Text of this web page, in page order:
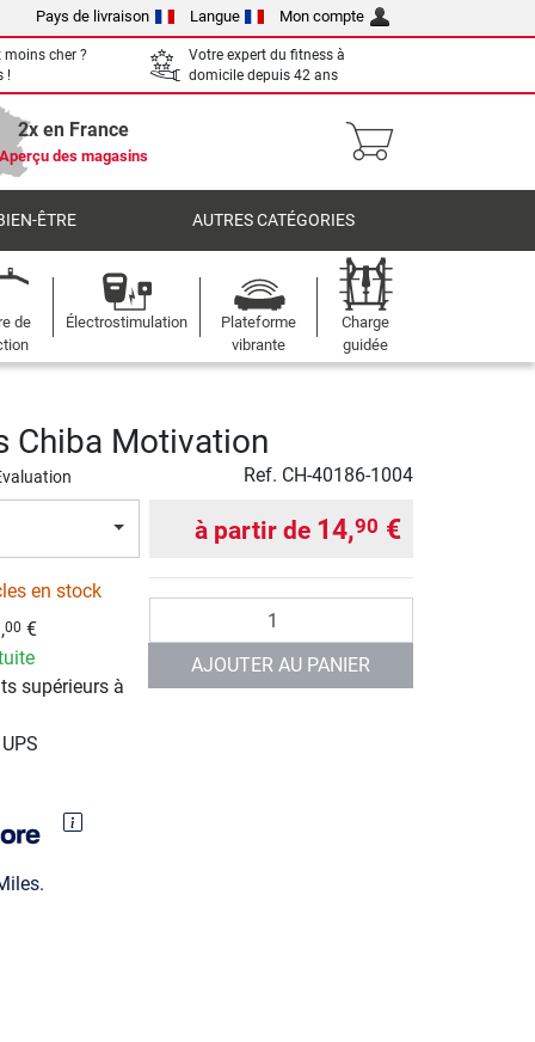
Pays de livraison Langue Mon compte
moins cher ?
!
Votre expert du fitness à
domicile depuis 42 ans
2x en France
des magasins
ÊTRE AUTRES CATÉGORIES
de
Électrostimulation
Plateforme
vibrante
Charge
guidée
Chiba Motivation
Ref. CH-40186-1004
en stock
00 €
supérieurs à
à partir de 14,90 €
AJOUTER AU PANIER